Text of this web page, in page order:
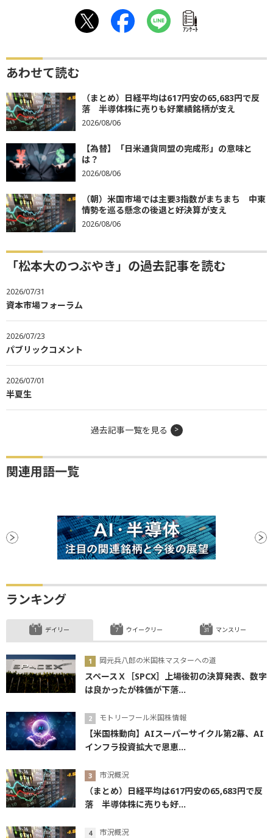
ｱﾝｹｰﾄ
あわせて読む
（まとめ）日経平均は617円安の65,683円で反
落 半導体株に売りも好業績銘柄が支え
2026/08/06
【為替】「日米通貨同盟の完成形」の意味と
は？
2026/08/06
（朝）米国市場では主要3指数がまちまち 中東
情勢を巡る懸念の後退と好決算が支え
2026/08/06
「松本大のつぶやき」の過去記事を読む
2026/07/31
資本市場フォーラム
2026/07/23
パブリックコメント
2026/07/01
半夏生
過去記事一覧を見る
関連用語一覧
ランキング
デイリー
岡元兵八郎の米国株マスターへの道
スペースＸ［SPCX］上場後初の決算発表、数字
は良かったが株価が下落...
モトリーフール米国株情報
【米国株動向】AIスーパーサイクル第2幕、AI
インフラ投資拡大で恩恵...
市況概況
（まとめ）日経平均は617円安の65,683円で反
落 半導体株に売りも好...
市況概況
ウイークリー マンスリー